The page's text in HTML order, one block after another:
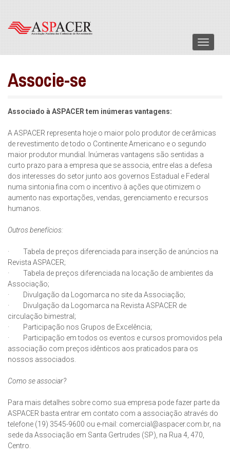
Menu
Associe-se
Associado à ASPACER tem inúmeras vantagens:
A ASPACER representa hoje o maior polo produtor de cerâmicas
de revestimento de todo o Continente Americano e o segundo
maior produtor mundial. Inúmeras vantagens são sentidas a
curto prazo para a empresa que se associa, entre elas a defesa
dos interesses do setor junto aos governos Estadual e Federal
numa sintonia fina com o incentivo à ações que otimizem o
aumento nas exportações, vendas, gerenciamento e recursos
humanos.
Outros benefícios:
· Tabela de preços diferenciada para inserção de anúncios na
Revista ASPACER;
· Tabela de preços diferenciada na locação de ambientes da
Associação;
· Divulgação da Logomarca no site da Associação;
· Divulgação da Logomarca na Revista ASPACER de
circulação bimestral;
· Participação nos Grupos de Excelência;
· Participação em todos os eventos e cursos promovidos pela
associação com preços idênticos aos praticados para os
nossos associados.
Como se associar?
Para mais detalhes sobre como sua empresa pode fazer parte da
ASPACER basta entrar em contato com a associação através do
telefone (19) 3545-9600 ou e-mail: comercial@aspacer.com.br, na
sede da Associação em Santa Gertrudes (SP), na Rua 4, 470,
Centro.